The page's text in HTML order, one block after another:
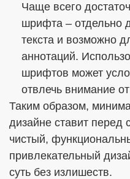
Чаще всего
шрифта – отдельно
текста и возможно
аннотаций.
шрифтов может
отвлечь внимание
Таким образом,
дизайне ставит перед
чистый,
привлекательный
суть без излишеств.